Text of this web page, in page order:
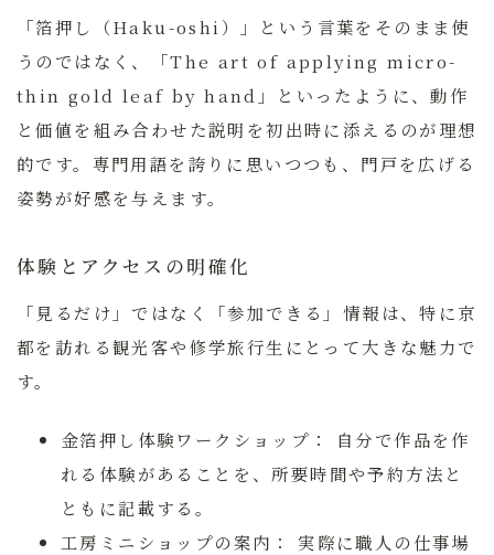
「箔押し（Haku-oshi）」という言葉をそのまま使
うのではなく、
「The art of applying micro-
thin gold leaf by hand」
といったように、動作
と価値を組み合わせた説明を初出時に添えるのが理想
的です。専門用語を誇りに思いつつも、門戸を広げる
姿勢が好感を与えます。
体験とアクセスの明確化
「見るだけ」ではなく「参加できる」情報は、特に京
都を訪れる観光客や修学旅行生にとって大きな魅力で
す。
金箔押し体験ワークショップ：
自分で作品を作
れる体験があることを、所要時間や予約方法と
ともに記載する。
工房ミニショップの案内：
実際に職人の仕事場